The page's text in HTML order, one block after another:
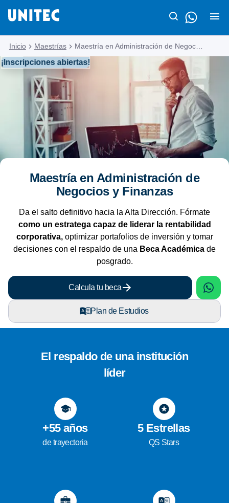
Inicio Maestrías Maestría en Administración de Negocios y Finanzas
¡Inscripciones abiertas!
Maestría en Administración de
Negocios y Finanzas
Da el salto definitivo hacia la Alta Dirección. Fórmate
como un estratega capaz de liderar la rentabilidad
corporativa,optimizar portafolios de inversión y tomar
decisiones con el respaldo de una Beca Académica de
posgrado.
Calcula tu beca
Plan de Estudios
El respaldo de una institución
líder
+55 años
de trayectoria
5 Estrellas
QS Stars